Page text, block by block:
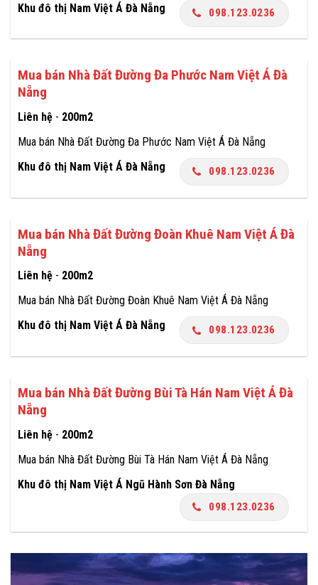
Khu đô thị Nam Việt Á Đà Nẵng 098.123.0236
Mua bán Nhà Đất Đường Đa Phước Nam Việt Á Đà
Nẵng
Liên hệ - 200m2
Mua bán Nhà Đất Đường Đa Phước Nam Việt Á Đà Nẵng
Khu đô thị Nam Việt Á Đà Nẵng
098.123.0236
Mua bán Nhà Đất Đường Đoàn Khuê Nam Việt Á Đà
Nẵng
Liên hệ - 200m2
Mua bán Nhà Đất Đường Đoàn Khuê Nam Việt Á Đà Nẵng
Khu đô thị Nam Việt Á Đà Nẵng
098.123.0236
Mua bán Nhà Đất Đường Bùi Tà Hán Nam Việt Á Đà
Nẵng
Liên hệ - 200m2
Mua bán Nhà Đất Đường Bùi Tà Hán Nam Việt Á Đà Nẵng
Khu đô thị Nam Việt Á Ngũ Hành Sơn Đà Nẵng
098.123.0236